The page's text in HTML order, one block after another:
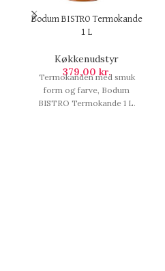
Bodum BISTRO Termokande
1 L
Køkkenudstyr
379,00 kr.
Termokanden med smuk
form og farve, Bodum
BISTRO Termokande 1 L.